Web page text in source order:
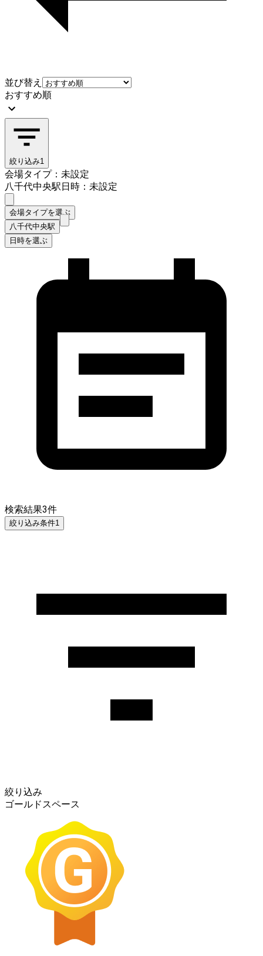
並び替え
おすすめ順
絞り込み1
会場タイプ：未設定
八千代中央駅日時：未設定
会場タイプを選ぶ
八千代中央駅
日時を選ぶ
検索結果3件
絞り込み条件1
絞り込み
ゴールドスペース